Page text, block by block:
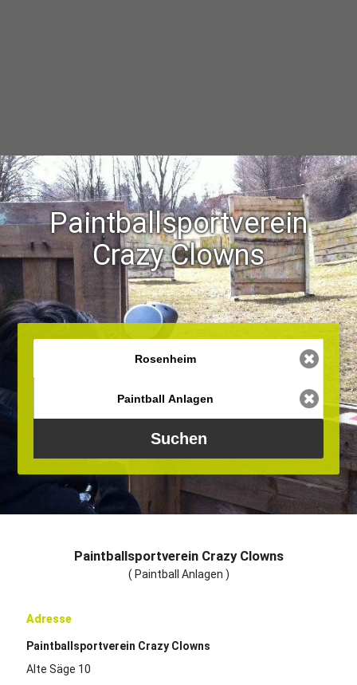
Paintballsportverein
Crazy Clowns
Paintballsportverein Crazy Clowns
( Paintball Anlagen )
Adresse
Paintballsportverein Crazy Clowns
Alte Säge 10